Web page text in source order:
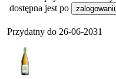
dostępna jest po
Przydatny do 26-06-2031